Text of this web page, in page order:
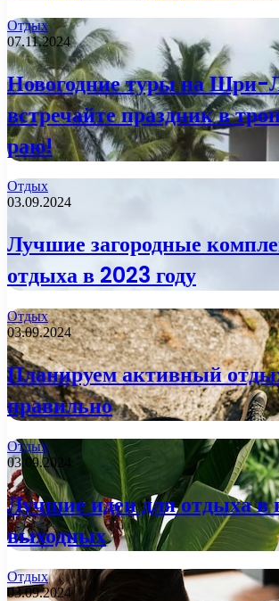
Отдых
07.11.2024
Новогодние туры на Шри-
встречайте праздник в
раю!
Отдых
03.09.2024
Лучшие загородные
отдыха в 2023 году
Отдых
03.09.2024
Планируем активный
правильно
Отдых
03.09.2024
Лучшие идеи для отдыха в
выходных
Отдых
03.09.2024